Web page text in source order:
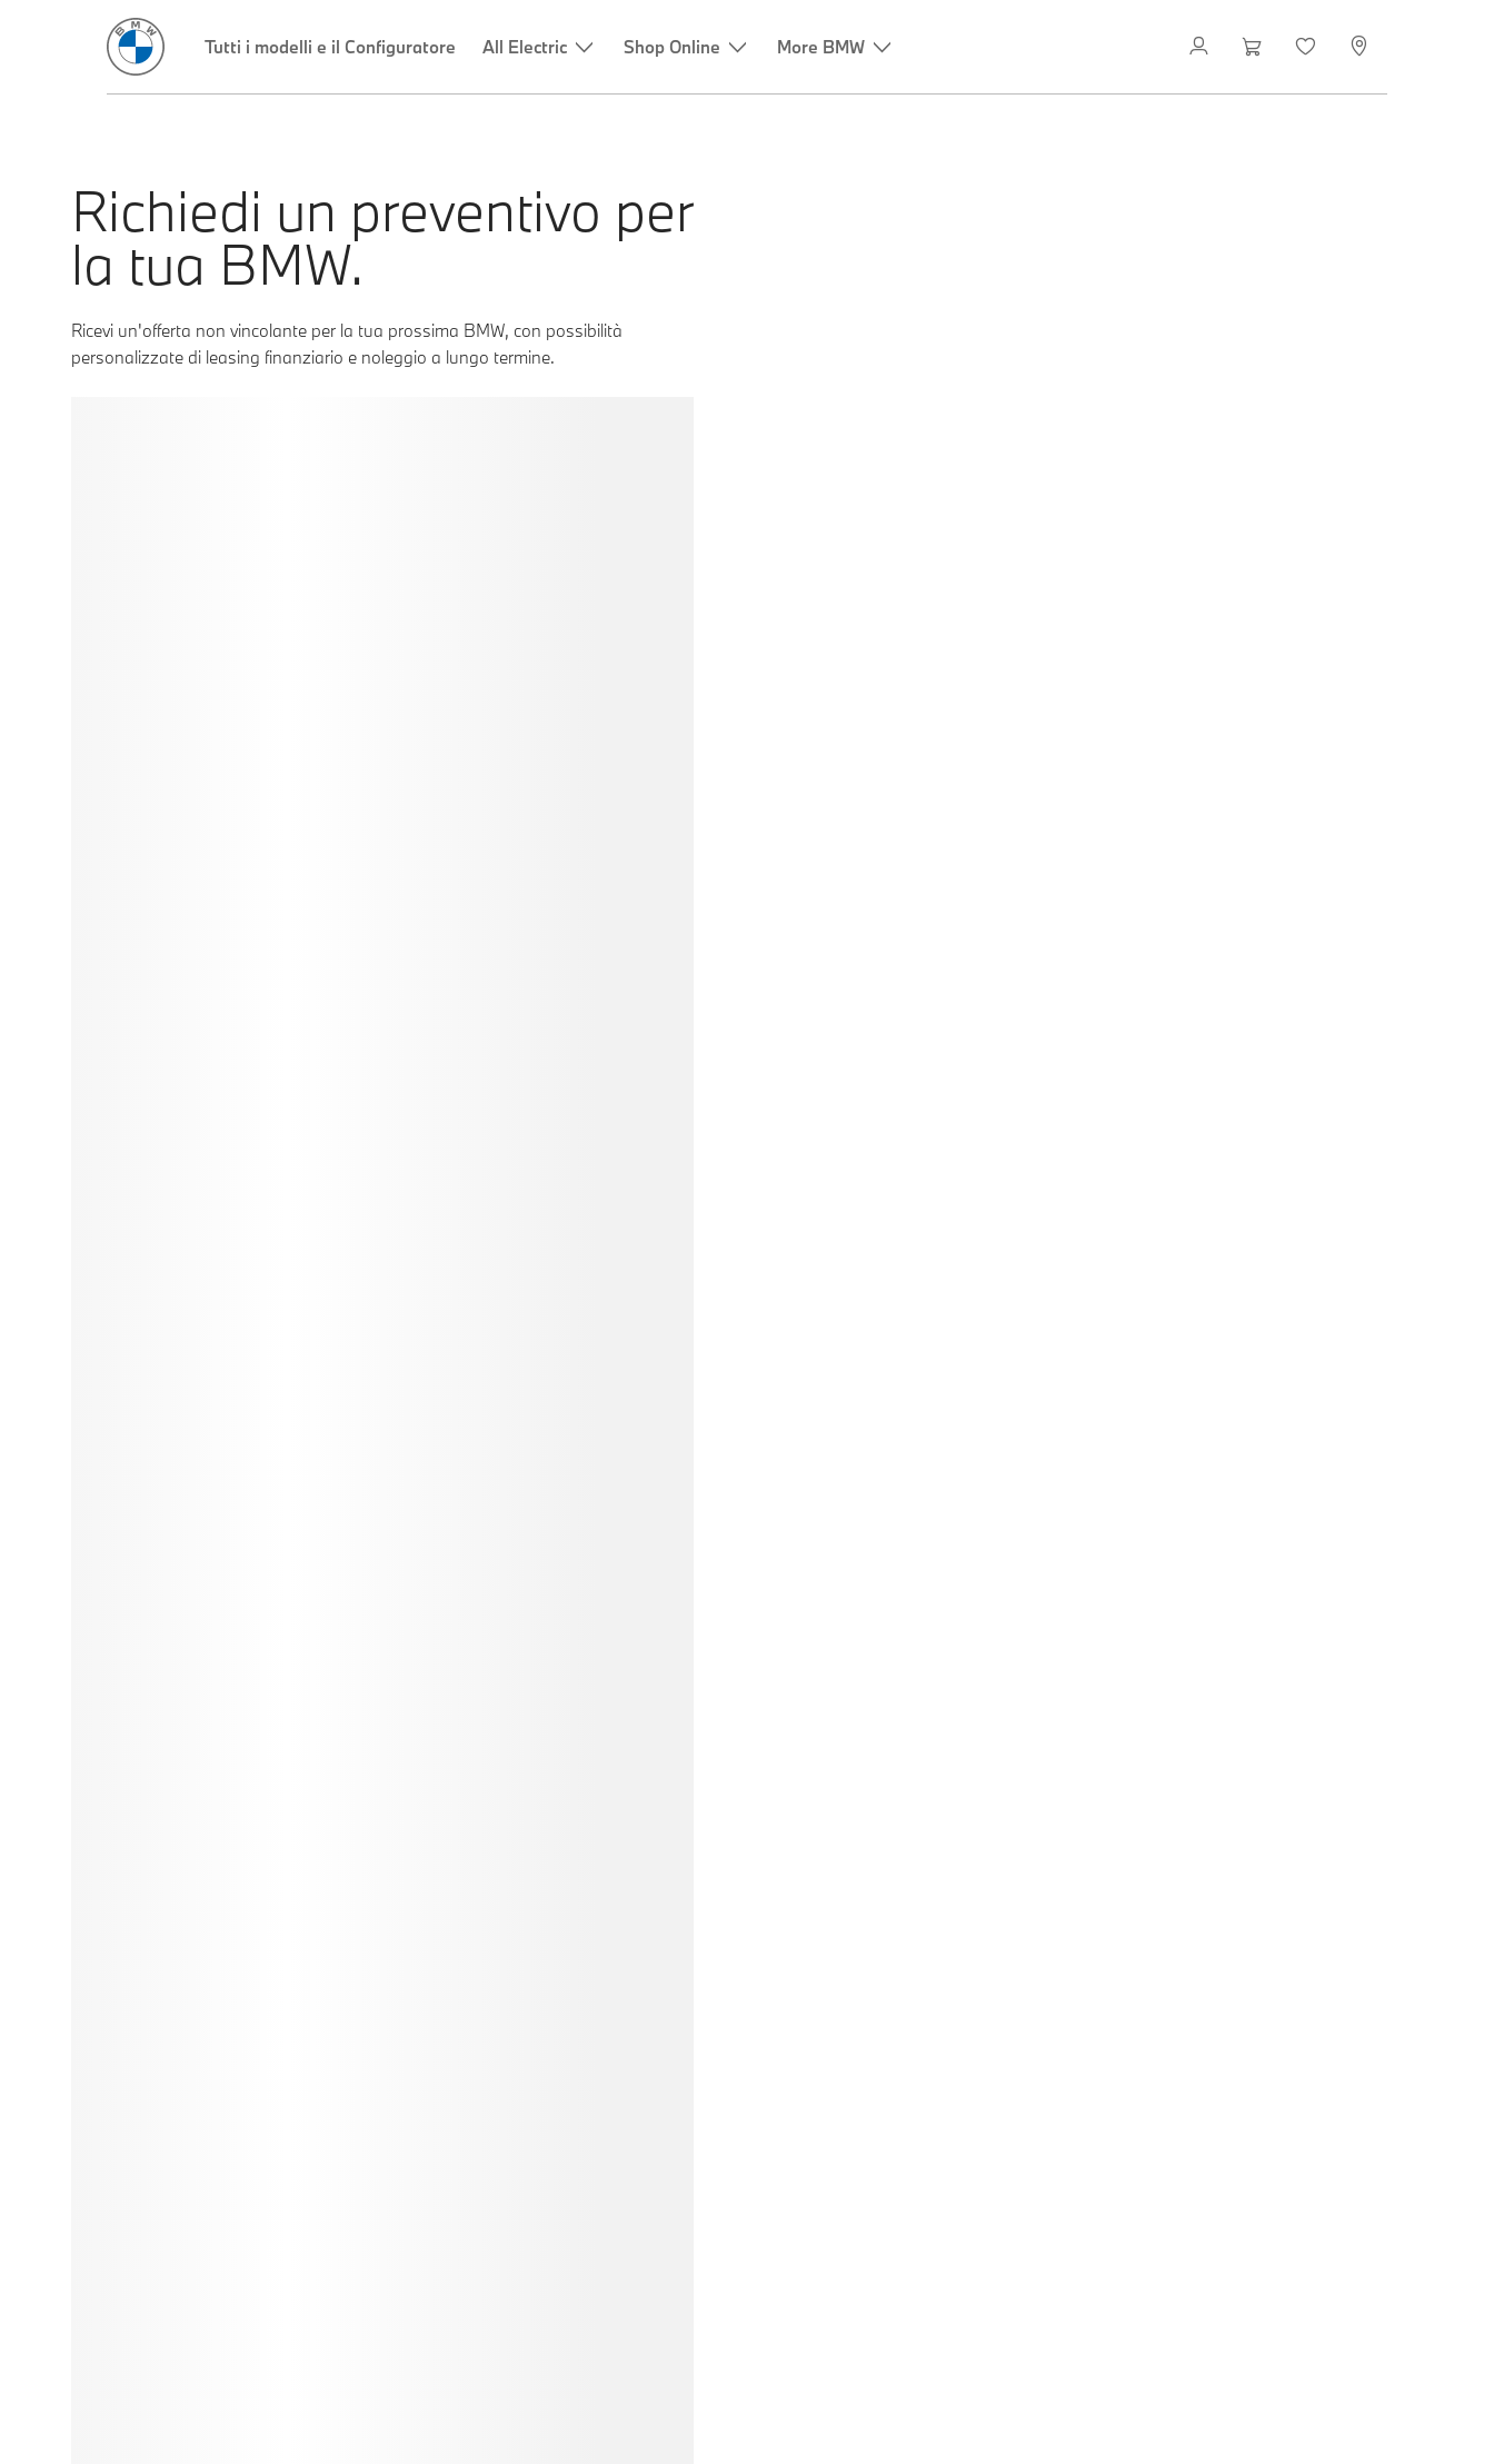
Richiedi un preventivo per
la tua BMW.
Ricevi un'offerta non vincolante per la tua prossima BMW, con possibilità
personalizzate di leasing finanziario e noleggio a lungo termine.